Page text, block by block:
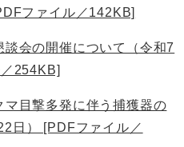
ファイル／142KB]
会の開催について（令和7
254KB]
マ目撃多発に伴う捕獲器の
日） [PDFファイル／